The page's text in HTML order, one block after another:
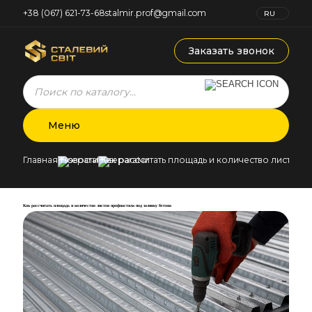
+38 (067) 621-73-68stalmir.prof@gmail.com
RU
Заказать звонок
Products
search
Меню
Главная Новости Как рассчитать площадь и количество листов
Как рассчитать площадь и количество листов профнастила под заливку бетона